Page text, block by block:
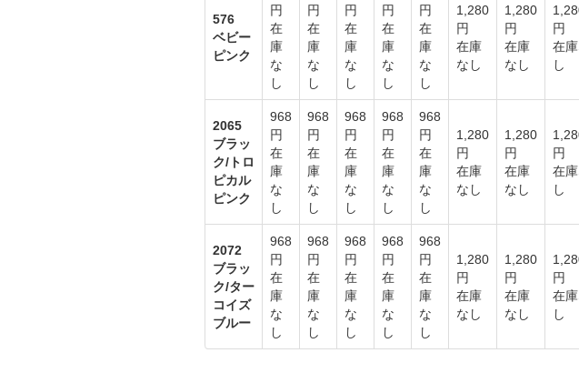
576
ベビー
ピンク
円
在
庫
な
し
円
在
庫
な
し
円
在
庫
な
し
円
在
庫
な
し
円
在
庫
な
し
1,280
円
在庫
なし
1,280
円
在庫
なし
円
在
し
2065
ブラッ
ク/トロ
ピカル
ピンク
968
円
在
庫
な
し
968
円
在
庫
な
し
968
円
在
庫
な
し
968
円
在
庫
な
し
968
円
在
庫
な
し
1,280
円
在庫
なし
1,280
円
在庫
なし
円
在
し
2072
ブラッ
ク/ター
コイズ
ブルー
968
円
在
庫
な
し
968
円
在
庫
な
し
968
円
在
庫
な
し
968
円
在
庫
な
し
968
円
在
庫
な
し
1,280
円
在庫
なし
1,280
円
在庫
なし
円
在
し